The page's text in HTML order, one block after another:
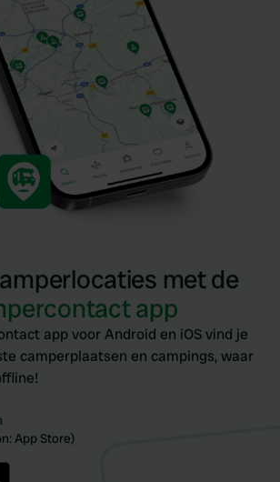
met de
app
app voor Android en iOS vind je
camperplaatsen en campings, waar
App Store)